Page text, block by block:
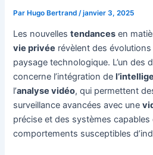
ParHugo Bertrand /janvier 3, 2025
Les nouvellestendances en
vie privée révèlent des
paysage technologique. L’un des
concerne l’intégration de
l’analyse vidéo, qui permettent
surveillance avancées avec une
précise et des systèmes capables
comportements susceptibles